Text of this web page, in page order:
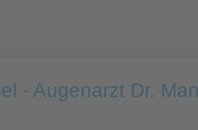
- Augenarzt Dr.